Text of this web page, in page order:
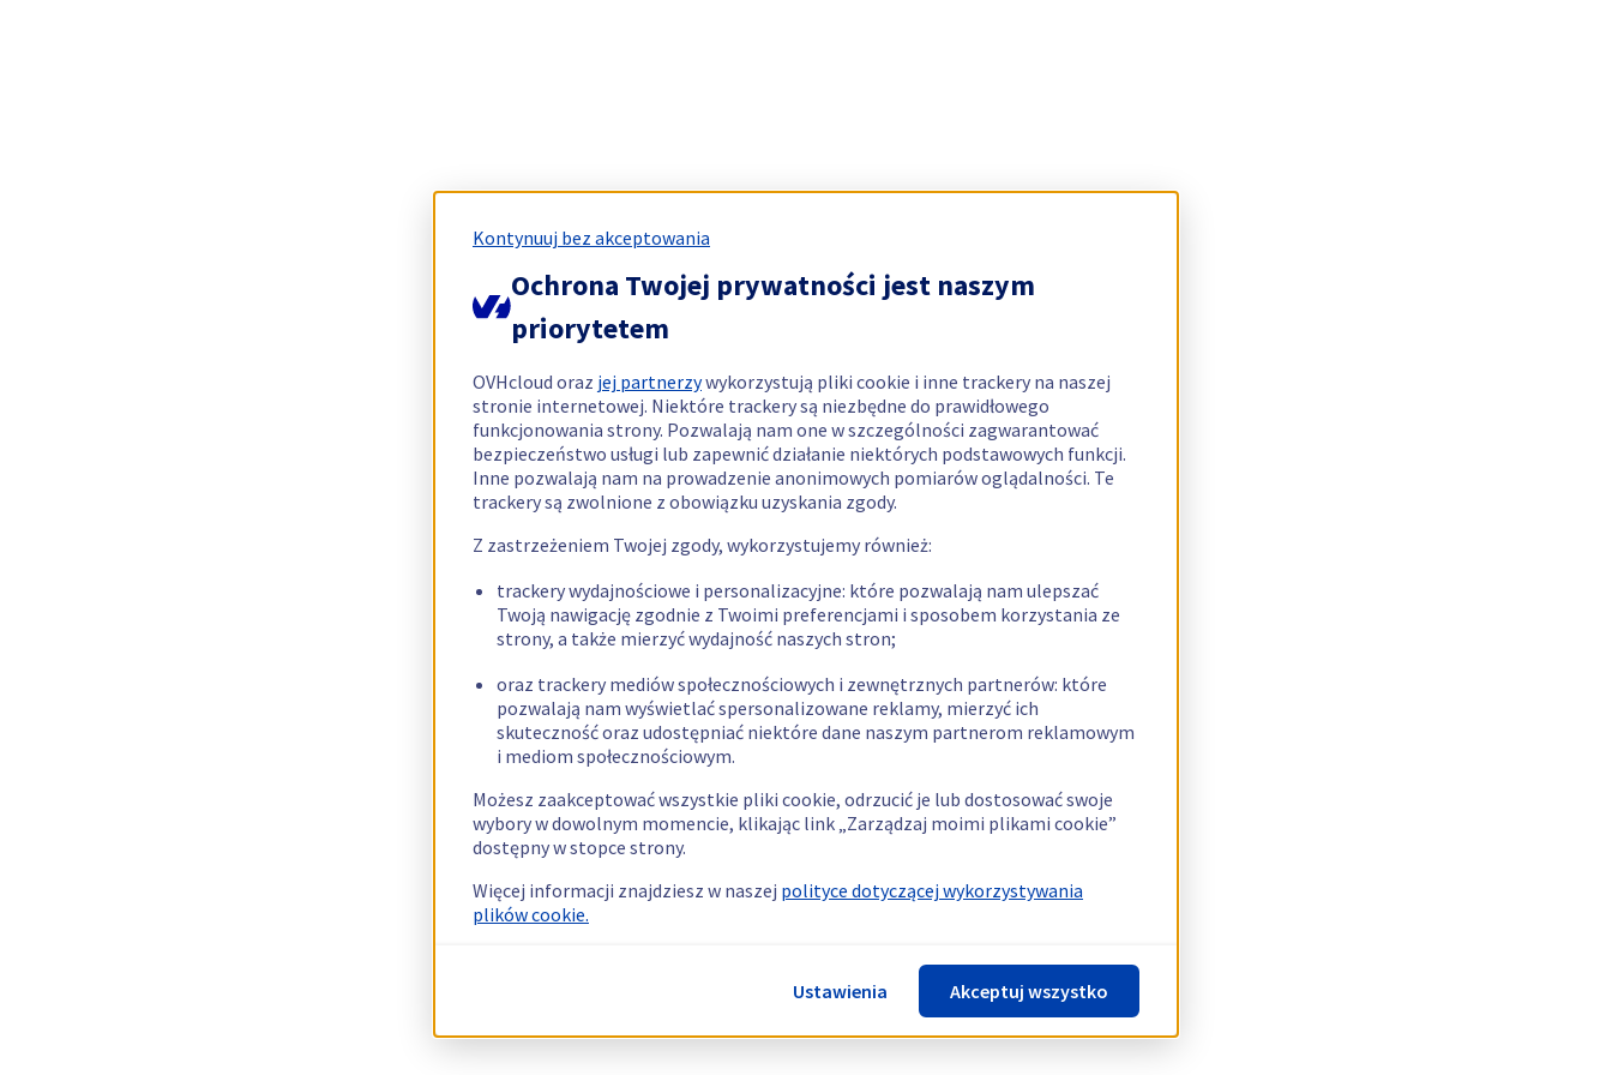
Kontynuuj bez akceptowania
Ochrona Twojej prywatności jest naszym
priorytetem
OVHcloud oraz jej partnerzywykorzystują pliki cookie i inne trackery na naszej
stronie internetowej. Niektóre trackery są niezbędne do prawidłowego
funkcjonowania strony. Pozwalają nam one w szczególności zagwarantować
bezpieczeństwo usługi lub zapewnić działanie niektórych podstawowych funkcji.
Inne pozwalają nam na prowadzenie anonimowych pomiarów oglądalności. Te
trackery są zwolnione z obowiązku uzyskania zgody.
Z zastrzeżeniem Twojej zgody, wykorzystujemy również:
trackery wydajnościowe i personalizacyjne: które pozwalają nam ulepszać
Twoją nawigację zgodnie z Twoimi preferencjami i sposobem korzystania ze
strony, a także mierzyć wydajność naszych stron;
oraz trackery mediów społecznościowych i zewnętrznych partnerów: które
pozwalają nam wyświetlać spersonalizowane reklamy, mierzyć ich
skuteczność oraz udostępniać niektóre dane naszym partnerom reklamowym
i mediom społecznościowym.
Możesz zaakceptować wszystkie pliki cookie, odrzucić je lub dostosować swoje
wybory w dowolnym momencie, klikając link „Zarządzaj moimi plikami cookie”
dostępny w stopce strony.
Więcej informacji znajdziesz w naszej polityce dotyczącej wykorzystywania
plików cookie.
Ustawienia Akceptuj wszystko